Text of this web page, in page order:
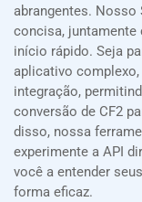
abrangentes. Nosso
concisa,
início rápido. Seja
aplicativo
integração,
conversão de CF2
disso, nossa
experimente a API
você a entender
forma eficaz.